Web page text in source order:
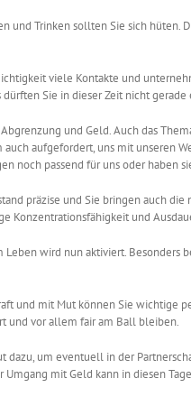
und Trinken sollten Sie sich
viele Kontakte und
Sie in dieser Zeit nicht gerade
und Geld. Auch das
aufgefordert, uns mit unseren
noch passend für uns oder haben
präzise und Sie bringen auch
Konzentrationsfähigkeit und
Leben wird nun aktiviert.
und mit Mut können Sie wichtige
und vor allem fair am Ball bleiben.
dazu, um eventuell in der
mit Geld kann in diesen